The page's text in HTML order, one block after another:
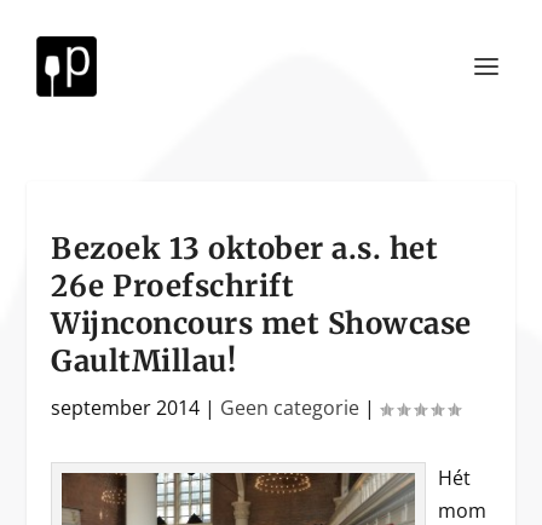
Bezoek 13 oktober a.s. het
26e Proefschrift
Wijnconcours met Showcase
GaultMillau!
september 2014 | Geen categorie |
Hét
mom